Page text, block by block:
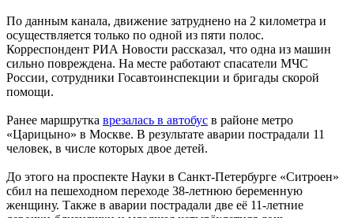
По данным канала, движение затруднено на 2 километра и
осуществляется только по одной из пяти полос.
Корреспондент РИА Новости рассказал, что одна из машин
сильно повреждена. На месте работают спасатели МЧС
России, сотрудники Госавтоинспекции и бригады скорой
помощи.
Ранее маршрутка врезалась в автобус в районе метро
«Царицыно» в Москве. В результате аварии пострадали 11
человек, в числе которых двое детей.
До этого на проспекте Науки в Санкт-Петербурге «Ситроен»
сбил на пешеходном переходе 38-летнюю беременную
женщину. Также в аварии пострадали две её 11-летние